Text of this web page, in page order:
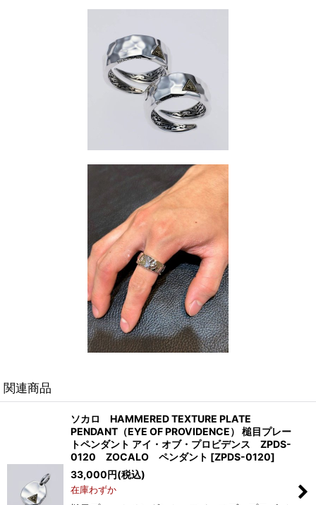
関連商品
ソカロ HAMMERED TEXTURE PLATE
PENDANT（EYE OF PROVIDENCE） 槌目プレー
トペンダント アイ・オブ・プロビデンス ZPDS-
0120 ZOCALO ペンダント [ZPDS-0120]
33,000円(税込)
在庫わずか